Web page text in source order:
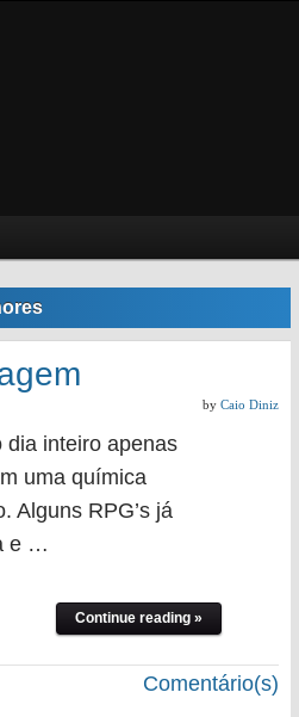
by Caio Diniz
dia inteiro apenas
uma química
Alguns RPG’s já
e …
Continue reading »
Comentário(s)